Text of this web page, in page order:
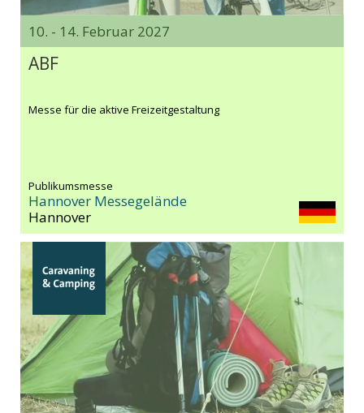
10. - 14. Februar 2027
ABF
Messe für die aktive Freizeitgestaltung
Publikumsmesse
Hannover Messegelände
Hannover